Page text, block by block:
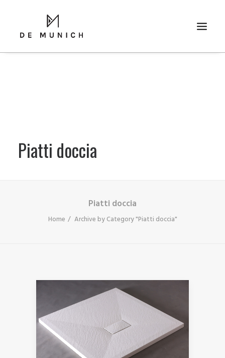
Piatti doccia
Piatti doccia
Home Archive by Category "Piatti doccia"